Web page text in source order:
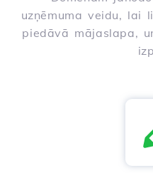
uzņēmuma veidu, lai
piedāvā mājaslapa,